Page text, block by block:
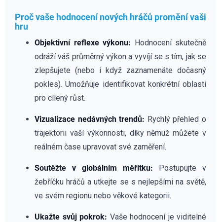
Proč vaše hodnocení nových hráčů promění vaši
hru
Objektivní reflexe výkonu: Hodnocení skutečně
odráží váš průměrný výkon a vyvíjí se s tím, jak se
zlepšujete (nebo i když zaznamenáte dočasný
pokles). Umožňuje identifikovat konkrétní oblasti
pro cílený růst.
Vizualizace nedávných trendů: Rychlý přehled o
trajektorii vaší výkonnosti, díky němuž můžete v
reálném čase upravovat své zaměření.
Soutěžte v globálním měřítku: Postupujte v
žebříčku hráčů a utkejte se s nejlepšími na světě,
ve svém regionu nebo věkové kategorii.
Ukažte svůj pokrok: Vaše hodnocení je viditelné